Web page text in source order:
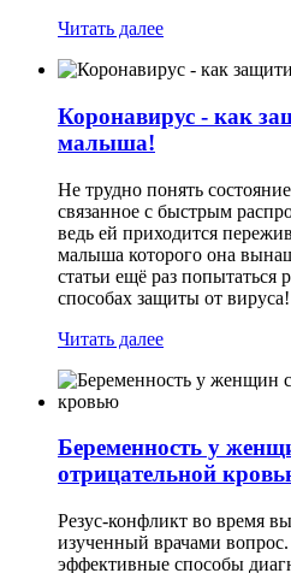
Читать далее
Коронавирус - как
малыша!
Не трудно понять
связанное с быстрым
ведь ей приходится
малыша которого она
статьи ещё раз попытаться
способах защиты от вируса!
Читать далее
Беременность у
отрицательной
Резус-конфликт во время
изученный врачами
эффективные способы